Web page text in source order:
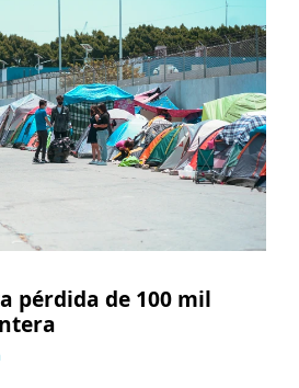
pérdida de 100 mil